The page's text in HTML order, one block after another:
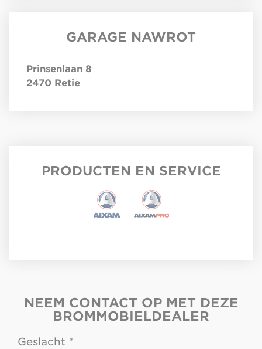
GARAGE NAWROT
Prinsenlaan 8
2470 Retie
PRODUCTEN EN SERVICE
NEEM CONTACT OP MET DEZE
BROMMOBIELDEALER
Geslacht *